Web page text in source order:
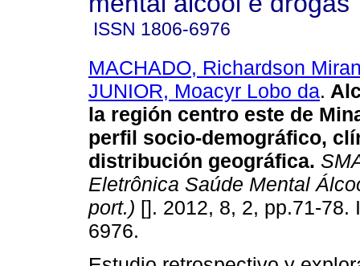
ISSN 1806-6976
MACHADO, Richardson
JUNIOR, Moacyr Lobo da.
la región centro este de
perfil socio-demográfico,
distribución geográfica.
Eletrônica Saúde Mental
port.) []. 2012, 8, 2, pp.71-78.
6976.